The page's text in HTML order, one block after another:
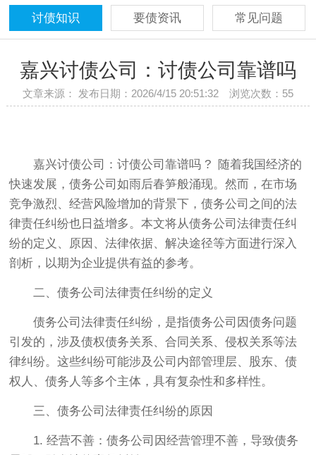
讨债知识 要债资讯 常见问题
嘉兴讨债公司：讨债公司靠谱吗
文章来源： 发布日期：2026/4/15 20:51:32 浏览次数： 55
嘉兴讨债公司：讨债公司靠谱吗 ? 随着我国经济的
快速发展，债务公司如雨后春笋般涌现。然而，在市场
竞争激烈、经营风险增加的背景下，债务公司之间的法
律责任纠纷也日益增多。本文将从债务公司法律责任纠
纷的定义、原因、法律依据、解决途径等方面进行深入
剖析，以期为企业提供有益的参考。
二、债务公司法律责任纠纷的定义
债务公司法律责任纠纷，是指债务公司因债务问题
引发的，涉及债权债务关系、合同关系、侵权关系等法
律纠纷。这些纠纷可能涉及公司内部管理层、股东、债
权人、债务人等多个主体，具有复杂性和多样性。
三、债务公司法律责任纠纷的原因
1. 经营不善：债务公司因经营管理不善，导致债务